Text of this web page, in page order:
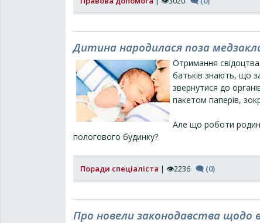
Дитина народилася поза
Отримання
батьків знають, що
звернутися до
пакетом паперів,
Але що роботи
пологового будинку?
Поради спеціаліста | 👁2236 🗨 (0)
Про новели законодавства щодо